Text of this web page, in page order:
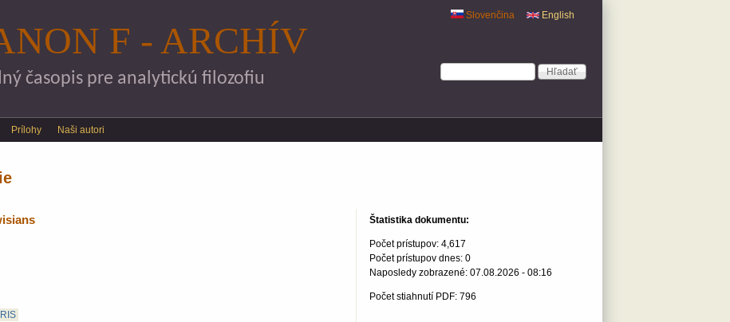
English
Slovenčina
Vyhľadávanie
Hľadať
F - ARCHÍV
časopis pre analytickú filozofiu
Prílohy Naši autori
RIS
Štatistika dokumentu:
Počet prístupov: 4,617
Počet prístupov dnes: 0
Naposledy zobrazené: 07.08.2026 - 08:16
Počet stiahnutí PDF: 796